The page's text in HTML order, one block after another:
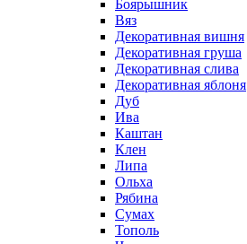
Боярышник
Вяз
Декоративная вишня
Декоративная груша
Декоративная слива
Декоративная яблоня
Дуб
Ива
Каштан
Клен
Липа
Ольха
Рябина
Сумах
Тополь